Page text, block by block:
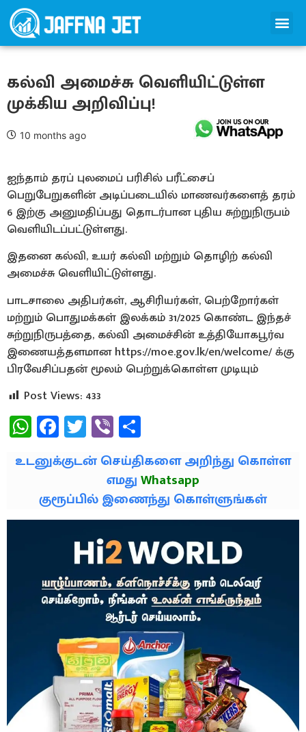
கல்வி அமைச்சு வெளியிட்டுள்ள
முக்கிய அறிவிப்பு!
10 months ago
ஐந்தாம் தரப் புலமைப் பரிசில் பரீட்சைப்
பெறுபேறுகளின் அடிப்படையில் மாணவர்களைத் தரம்
6 இற்கு அனுமதிப்பது தொடர்பான புதிய சுற்றுநிருபம்
வெளியிடப்பட்டுள்ளது.
இதனை கல்வி, உயர் கல்வி மற்றும் தொழிற் கல்வி
அமைச்சு வெளியிட்டுள்ளது.
பாடசாலை அதிபர்கள், ஆசிரியர்கள், பெற்றோர்கள்
மற்றும் பொதுமக்கள் இலக்கம் 31/2025 கொண்ட இந்தச்
சுற்றுநிருபத்தை, கல்வி அமைச்சின் உத்தியோகபூர்வ
இணையத்தளமான https://moe.gov.lk/en/welcome/ க்கு
பிரவேசிப்பதன் மூலம் பெற்றுக்கொள்ள முடியும்
Post Views: 433
WhatsApp
Facebook
Twitter
Viber
உடனுக்குடன் செய்திகளை அறிந்து கொள்ள
எமதுWhatsapp
குரூப்பில் இணைந்து கொள்ளுங்கள்